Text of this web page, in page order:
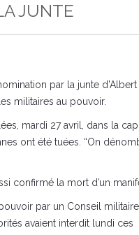
JUNTE
par la junte d’Albert
militaires au pouvoir.
mardi 27 avril, dans la
ont été tuées. “On
confirmé la mort d’un
par un Conseil
avaient interdit lundi ces